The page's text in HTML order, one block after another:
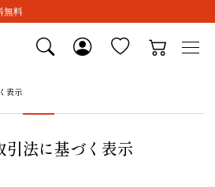
無料
表示
引法に基づく表示